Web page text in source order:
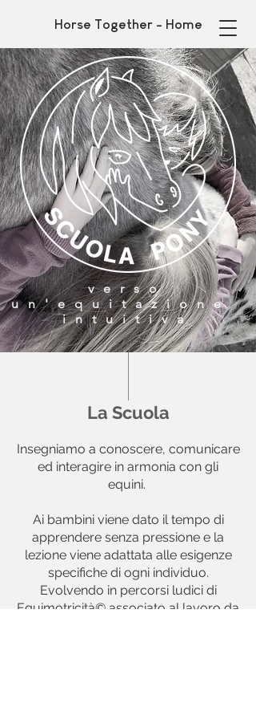
Horse Together - Home
verso
un'equitazione
intuitiva
La Scuola
Insegniamo a conoscere, comunicare
ed interagire in armonia con gli
equini.
Ai bambini viene dato il tempo di
apprendere senza pressione e la
lezione viene adattata alle esigenze
specifiche di ogni individuo.
Evolvendo in percorsi ludici di
Equimotricità© associato al lavoro da